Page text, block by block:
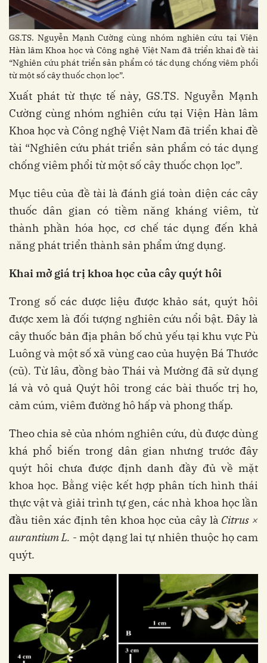
GS.TS. Nguyễn Mạnh Cường cùng nhóm nghiên cứu tại Viện
Hàn lâm Khoa học và Công nghệ Việt Nam đã triển khai đề tài
“Nghiên cứu phát triển sản phẩm có tác dụng chống viêm phổi
từ một số cây thuốc chọn lọc”.
Xuất phát từ thực tế này, GS.TS. Nguyễn Mạnh
Cường cùng nhóm nghiên cứu tại Viện Hàn lâm
Khoa học và Công nghệ Việt Nam đã triển khai đề
tài “Nghiên cứu phát triển sản phẩm có tác dụng
chống viêm phổi từ một số cây thuốc chọn lọc”.
Mục tiêu của đề tài là đánh giá toàn diện các cây
thuốc dân gian có tiềm năng kháng viêm, từ
thành phần hóa học, cơ chế tác dụng đến khả
năng phát triển thành sản phẩm ứng dụng.
Khai mở giá trị khoa học của cây quýt hôi
Trong số các dược liệu được khảo sát, quýt hôi
được xem là đối tượng nghiên cứu nổi bật. Đây là
cây thuốc bản địa phân bố chủ yếu tại khu vực Pù
Luông và một số xã vùng cao của huyện Bá Thước
(cũ). Từ lâu, đồng bào Thái và Mường đã sử dụng
lá và vỏ quả Quýt hôi trong các bài thuốc trị ho,
cảm cúm, viêm đường hô hấp và phong thấp.
Theo chia sẻ của nhóm nghiên cứu, dù được dùng
khá phổ biến trong dân gian nhưng trước đây
quýt hôi chưa được định danh đầy đủ về mặt
khoa học. Bằng việc kết hợp phân tích hình thái
thực vật và giải trình tự gen, các nhà khoa học lần
đầu tiên xác định tên khoa học của cây là Citrus ×
aurantium L. - một dạng lai tự nhiên thuộc họ cam
quýt.